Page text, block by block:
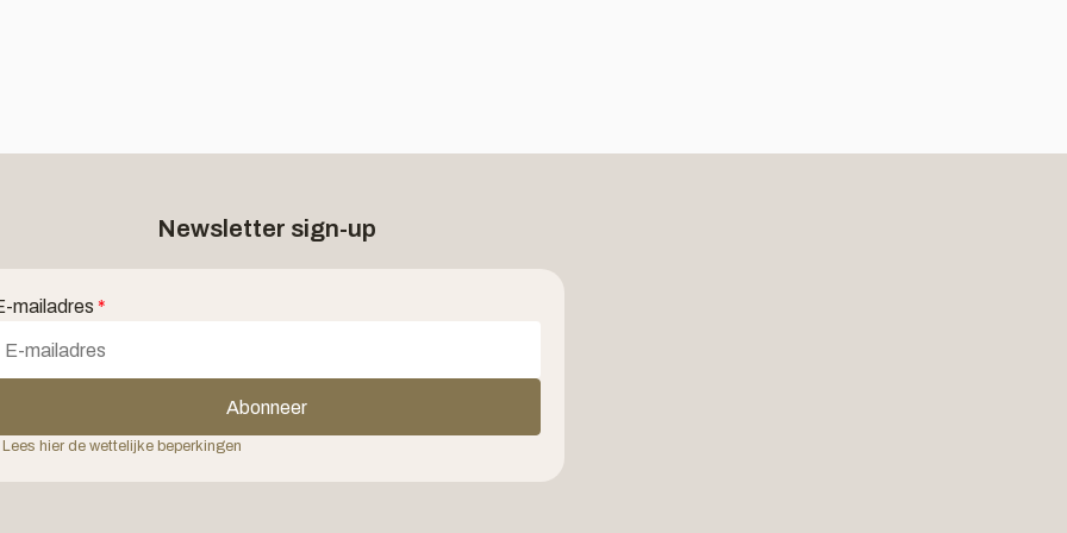
Newsletter sign-up
mailadres *
Abonneer
Lees hier de wettelijke beperkingen